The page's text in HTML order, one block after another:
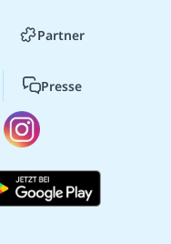
Partner
Presse